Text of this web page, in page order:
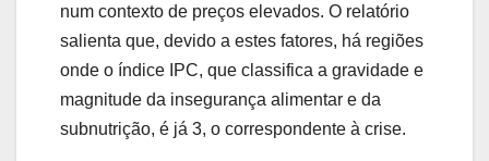
num contexto de preços elevados. O relatório
salienta que, devido a estes fatores, há regiões
onde o índice IPC, que classifica a gravidade e
magnitude da insegurança alimentar e da
subnutrição, é já 3, o correspondente à crise.